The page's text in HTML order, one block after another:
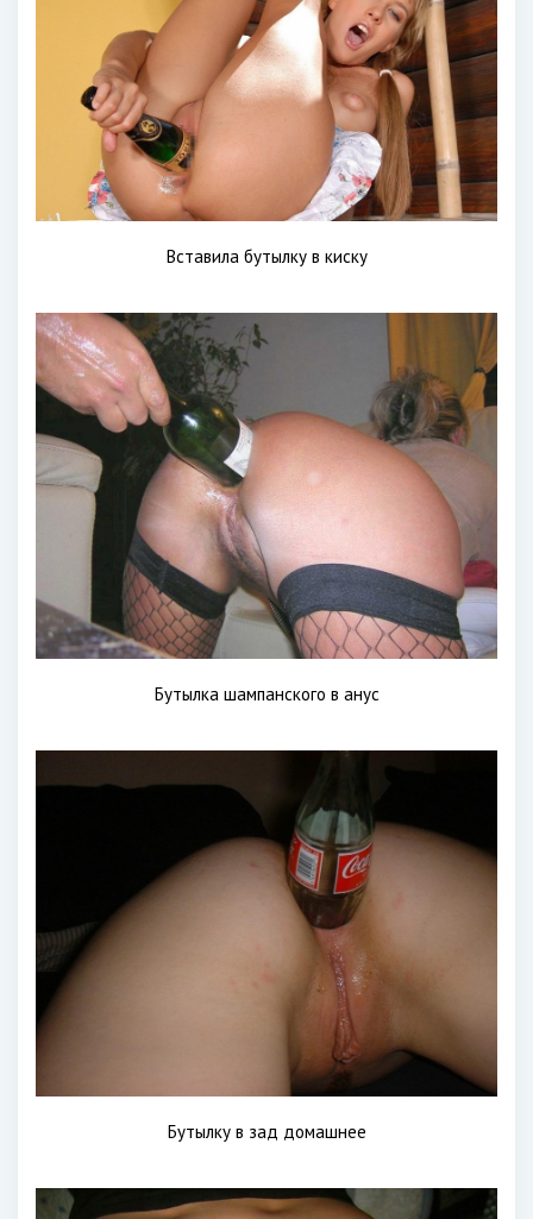
Вставила бутылку в киску
Бутылка шампанского в анус
Бутылку в зад домашнее